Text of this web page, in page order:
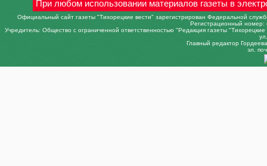
При любом использовании материалов газеты в
Официальный сайт газеты "Тихорецкие вести" зарегистрирован Федеральной
Регистрационный
Учредитель: Общество с ограниченной ответственностью "Редакция газеты
Главный редактор
эл.